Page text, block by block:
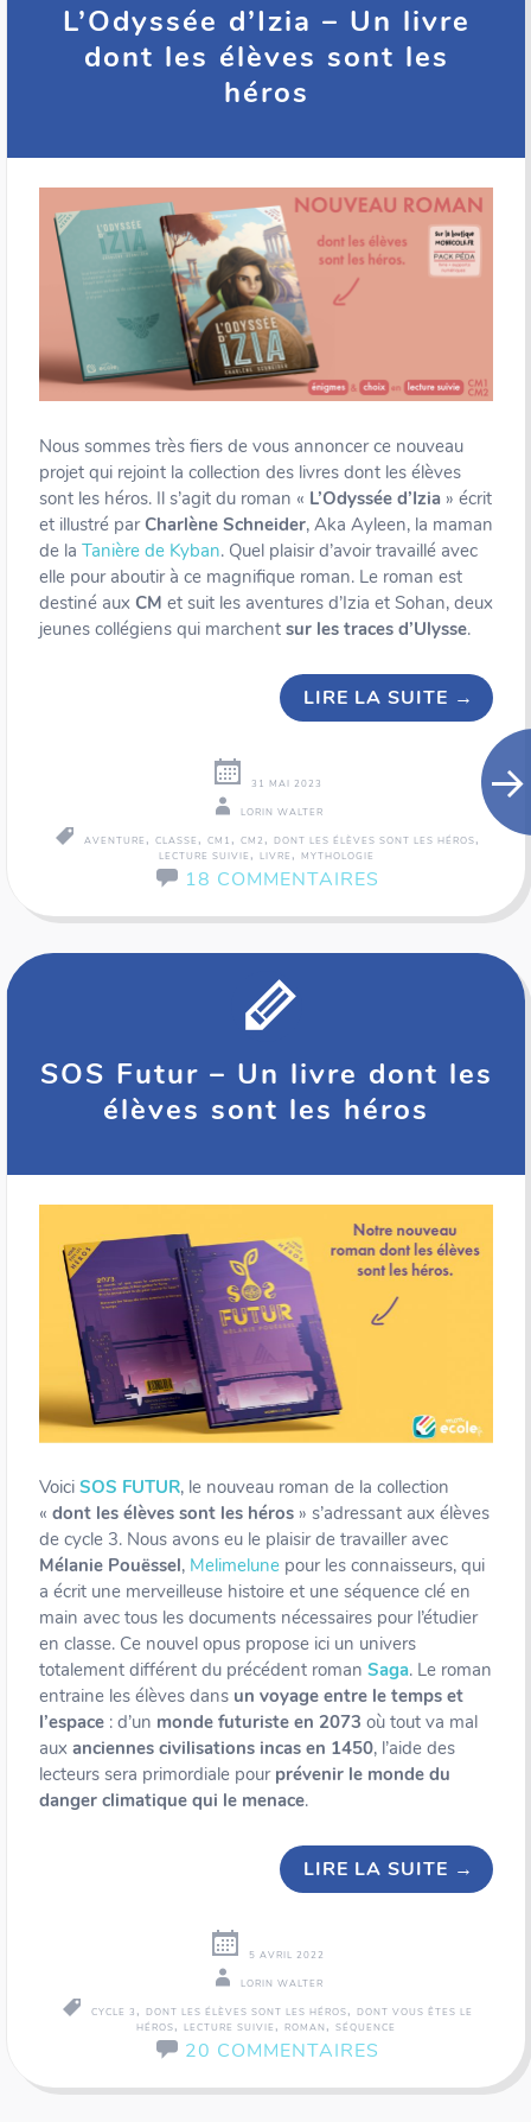
L’Odyssée d’Izia – Un livre
dont les élèves sont les
héros
Nous sommes très fiers de vous annoncer ce nouveau
projet qui rejoint la collection des livres dont les élèves
sont les héros. Il s’agit du roman « L’Odyssée d’Izia » écrit
et illustré parCharlène Schneider, Aka Ayleen, la maman
de la Tanière de Kyban. Quel plaisir d’avoir travaillé avec
elle pour aboutir à ce magnifique roman. Le roman est
destiné aux CM et suit les aventures d’Izia et Sohan, deux
jeunes collégiens qui marchent sur les traces d’Ulysse.
LIRE LA SUITE →
31 MAI 2023
LORIN WALTER
AVENTURE , CLASSE , CM1 , CM2 , DONT LES ÉLÈVES SONT LES HÉROS,
LECTURE SUIVIE , LIVRE , MYTHOLOGIE
18 COMMENTAIRES
SOS Futur – Un livre dont les
élèves sont les héros
Voici SOS FUTUR, le nouveau roman de la collection
« dont les élèves sont les héros » s’adressant aux élèves
de cycle 3. Nous avons eu le plaisir de travailler avec
Mélanie Pouëssel, Melimelune pour les connaisseurs, qui
a écrit une merveilleuse histoire et une séquence clé en
main avec tous les documents nécessaires pour l’étudier
en classe. Ce nouvel opus propose ici un univers
totalement différent du précédent roman Saga. Le roman
entraine les élèves dans un voyage entre le temps et
l’espace : d’un monde futuriste en 2073 où tout va mal
aux anciennes civilisations incas en 1450, l’aide des
lecteurs sera primordiale pour prévenir le monde du
danger climatique qui le menace.
LIRE LA SUITE →
5 AVRIL 2022
LORIN WALTER
CYCLE 3 , DONT LES ÉLÈVES SONT LES HÉROS, DONT VOUS ÊTES LE
HÉROS, LECTURE SUIVIE , ROMAN , SÉQUENCE
20 COMMENTAIRES